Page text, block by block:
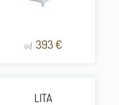
od 393 €
LITA